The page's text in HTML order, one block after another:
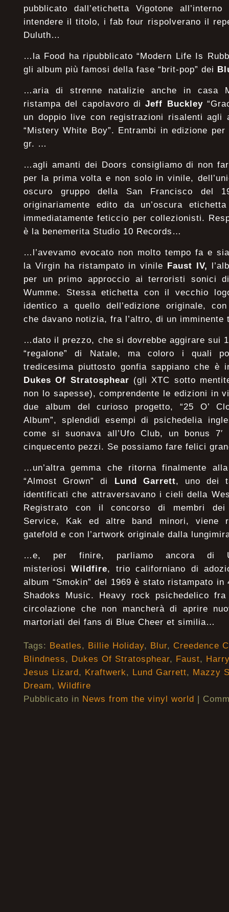
pubblicato dall’etichetta Vigotone
intendere il titolo, i fab four rispolverano il
Duluth…
…la Food ha ripubblicato “Modern Life Is
gli album più famosi della fase “brit-pop” dei
…aria di strenne natalizie anche in casa
ristampa del capolavoro diJeff Buckley
un doppio live con registrazioni risalenti agli
“Mistery White Boy”. Entrambi in edizione
gr. …
…agli amanti dei Doors consigliamo di non
per la prima volta e non solo in vinile,
oscuro gruppo della San Francisco del
originariamente edito da un’oscura
immediatamente feticcio per collezionisti.
è la benemerita Studio 10 Records…
…l’avevamo evocato non molto tempo fa e
la Virgin ha ristampato in vinile Faust IV,
per un primo approccio ai terroristi sonici
Wumme. Stessa etichetta con il vecchio
identico a quello dell’edizione originale,
che davano notizia, fra l’altro, di un
…dato il prezzo, che si dovrebbe aggirare sui
“regalone” di Natale, ma coloro i quali
tredicesima piuttosto gonfia sappiano che è
Dukes Of Stratosphear (gli XTC sotto
non lo sapesse), comprendente le edizioni in
due album del curioso progetto, “25 O’
Album”, splendidi esempi di psichedelia
come si suonava all’Ufo Club, un bonus
cinquecento pezzi. Se possiamo fare felici
…un’altra gemma che ritorna finalmente
“Almost Grown” di Lund Garrett, uno dei
identificati che attraversavano i cieli della
Registrato con il concorso di membri dei
Service, Kak ed altre band minori, viene
gatefold e con l’artwork originale dalla
…e, per finire, parliamo ancora di
misteriosiWildfire, trio californiano di
album “Smokin” del 1969 è stato ristampato
Shadoks Music. Heavy rock psichedelico
circolazione che non mancherà di aprire
martoriati dei fans di Blue Cheer et similia…
Tags: Beatles, Billie Holiday, Blur, Creedence
Blindness, Dukes Of Stratosphear, Faust,
Jesus Lizard, Kraftwerk, Lund Garrett, Mazzy
Dream, Wildfire
Pubblicato in News from the vinyl world |